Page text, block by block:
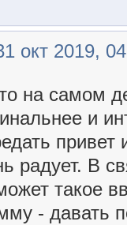
окт 2019,
на самом
и
радует. В
такое
- давать